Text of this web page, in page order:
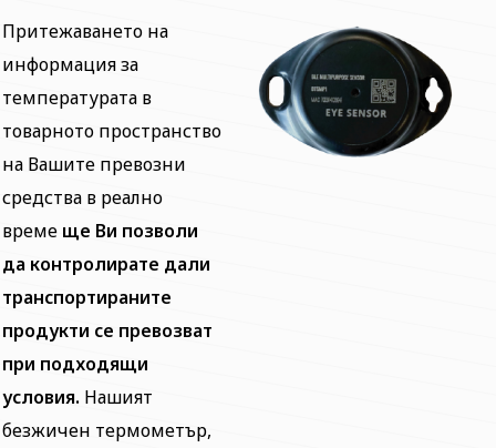
Притежаването на
информация за
температурата в
товарното пространство
на Вашите превозни
средства в реално
време ще Ви позволи
да контролирате дали
транспортираните
продукти се превозват
при подходящи
условия. Нашият
безжичен термометър,